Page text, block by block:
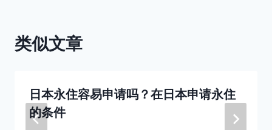
类似文章
日本永住容易申请吗？在日本申请永住
的条件